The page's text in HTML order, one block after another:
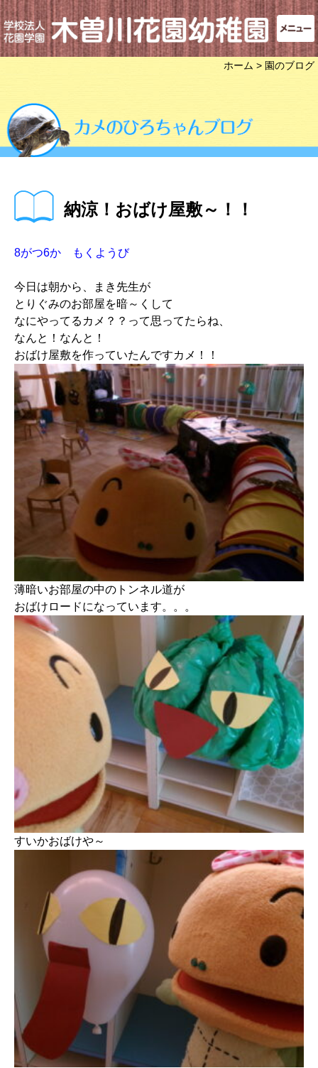
ホーム > 園のブログ
納涼！おばけ屋敷～！！
8がつ6か もくようび
今日は朝から、まき先生が
とりぐみのお部屋を暗～くして
なにやってるカメ？？って思ってたらね、
なんと！なんと！
おばけ屋敷を作っていたんですカメ！！
薄暗いお部屋の中のトンネル道が
おばけロードになっています。。。
すいかおばけや～